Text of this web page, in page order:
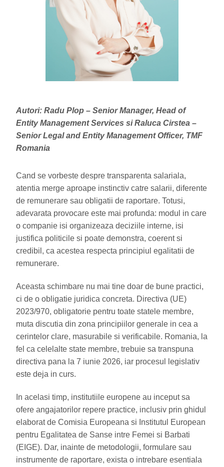
Autori: Radu Plop – Senior Manager, Head of
Entity Management Services si Raluca Cirstea –
Senior Legal and Entity Management Officer, TMF
Romania
Cand se vorbeste despre transparenta salariala,
atentia merge aproape instinctiv catre salarii, diferente
de remunerare sau obligatii de raportare. Totusi,
adevarata provocare este mai profunda: modul in care
o companie isi organizeaza deciziile interne, isi
justifica politicile si poate demonstra, coerent si
credibil, ca acestea respecta principiul egalitatii de
remunerare.
Aceasta schimbare nu mai tine doar de bune practici,
ci de o obligatie juridica concreta. Directiva (UE)
2023/970, obligatorie pentru toate statele membre,
muta discutia din zona principiilor generale in cea a
cerintelor clare, masurabile si verificabile. Romania, la
fel ca celelalte state membre, trebuie sa transpuna
directiva pana la 7 iunie 2026, iar procesul legislativ
este deja in curs.
In acelasi timp, institutiile europene au inceput sa
ofere angajatorilor repere practice, inclusiv prin ghidul
elaborat de Comisia Europeana si Institutul European
pentru Egalitatea de Sanse intre Femei si Barbati
(EIGE). Dar, inainte de metodologii, formulare sau
instrumente de raportare, exista o intrebare esentiala